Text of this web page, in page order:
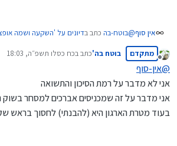
אין סוף@בוטח-בה כתב בדיונים על 'השקעה ושמה
אגרון בנקל לא נועד לתת מענה לאברכים
לחתונות ילדיהם?
מה בין זה למאמרים שונים על שוק ההון?
שוודאי לכו"ע להיכנס לשוק ההון לא רק
גם להרבה אנשים זה רק השתדלות לנזקים
מבלי להכיר את התחום,
נראה שלטענת כותב המאמר הנכבד, הסיכון אותו
יותר / מגודרת יותר.
מנותק
מתקדם בוטח בה'כתב בכח כסלו תשפ״ה, 18:03
נערך לאחרונה על ידי
@אין-סוף
אני לא מדבר על רמת הסיכון והתשואה
אני מדבר על זה שמכניסים אברכים למסחר בשוק
בעוד מטרת הארגון היא (להבנתי) לחסוך בראש